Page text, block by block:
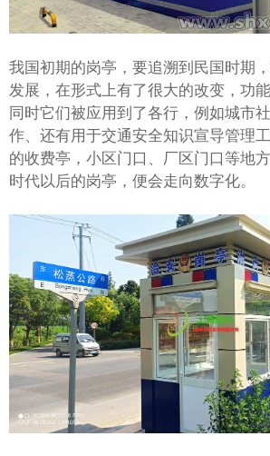
我国初期的岗亭 ，要追溯到民国时期
发展，在形式上有了很大的改变，功
同时它们被应用到了各行，例如城市
作、还有用于交通安全知识宣导管理
的收费亭，小区门口、厂区门口等地
时代以后的岗亭，便会走向数字化。